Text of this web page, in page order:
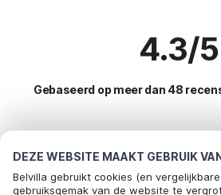
DEZE WEBSITE MAAKT GEBRUIK
Belvilla gebruikt cookies (en
gebruiksgemak van de website te
4.3/5
Gebaseerd op meer dan 48
Meest populaire
vakantie